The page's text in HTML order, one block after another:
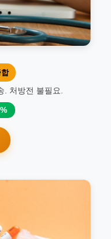
합
처방전 불필요.